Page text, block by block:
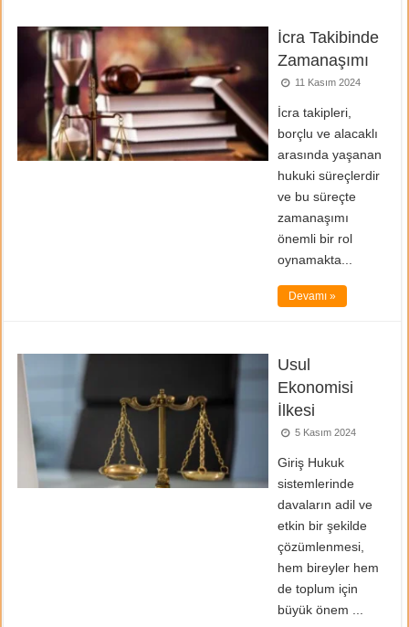
İcra Takibinde
Zamanaşımı
11 Kasım 2024
İcra takipleri,
borçlu ve alacaklı
arasında yaşanan
hukuki süreçlerdir
ve bu süreçte
zamanaşımı
önemli bir rol
oynamakta...
Devamı »
Usul
Ekonomisi
İlkesi
5 Kasım 2024
Giriş Hukuk
sistemlerinde
davaların adil ve
etkin bir şekilde
çözümlenmesi,
hem bireyler hem
de toplum için
büyük önem ...